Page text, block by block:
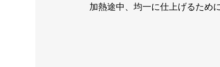
加熱途中、均一に仕上げるため